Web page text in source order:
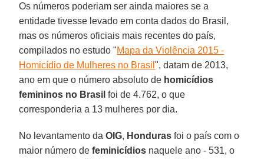
Os números poderiam ser ainda maiores se a
entidade tivesse levado em conta dados do Brasil,
mas os números oficiais mais recentes do país,
compilados no estudo "Mapa da Violência 2015 -
Homicídio de Mulheres no Brasil", datam de 2013,
ano em que o número absoluto de homicídios
femininos no Brasil foi de 4.762, o que
corresponderia a 13 mulheres por dia.
No levantamento daOIG, Honduras foi o país com o
maior número defeminicídios naquele ano - 531, o